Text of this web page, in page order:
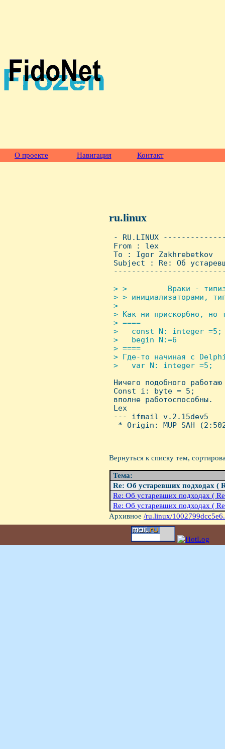
О проекте Навигация Контакт
ru.linux
- RU.LINUX
From : lex
To : Igor Zakhrebetkov
Subject : Re: Об
> >         Враки -
> > инициализаторами,
>
> Как ни прискорбно, но
> ====
>   const N: integer =5;
>   begin N:=6
> ====
> Где-то начиная с
>   var N: integer =5;
Hичего подобного
Const i: byte = 5;
вполне работоспособны.
Lex
--- ifmail v.2.15dev5
* Origin: MUP SAH
Вернуться к списку тем,
Тема:
Re: Об устаревших подходах (
Re: Об устаревших подходах (
Re: Об устаревших подходах (
Архивное /ru.linux/